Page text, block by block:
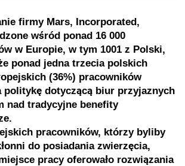
firmy Mars, Incorporated,
wśród ponad 16 000
w Europie, w tym 1001 z Polski,
ponad jedna trzecia polskich
(36%) pracowników
politykę dotyczącą biur przyjaznych
nad tradycyjne benefity
pracowników, którzy byliby
do posiadania zwierzęcia,
pracy oferowało rozwiązania